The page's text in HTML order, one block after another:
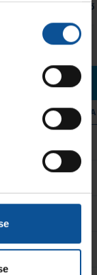
Erőnléti edző
2 PERC SÁRGA
- - - -